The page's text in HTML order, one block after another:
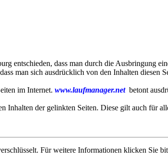
entschieden, dass man durch die Ausbringung
man sich ausdrücklich von den Inhalten diesen
im Internet. www.laufmanager.netbetont
Inhalten der gelinkten Seiten. Diese gilt auch für
Für weitere Informationen klicken Sie